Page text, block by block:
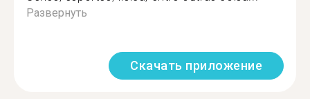
Развернуть
Скачать приложение